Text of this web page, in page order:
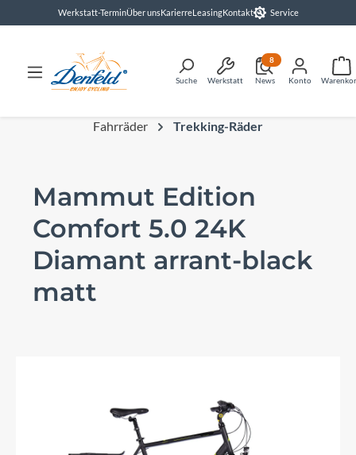
springenWerkstatt-TerminÜber unsKarierreLeasingKontakt Service
Suche Werkstatt News
8
Konto
Fahrräder Trekking-Räder
Mammut Edition
Comfort 5.0 24K
Diamant arrant-black
matt